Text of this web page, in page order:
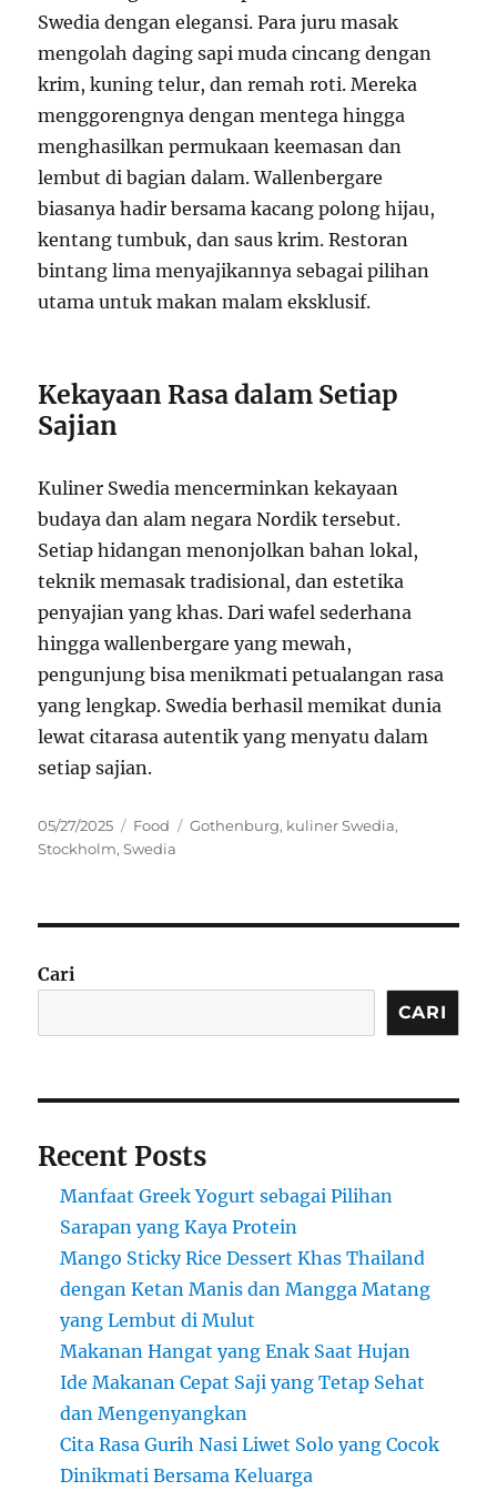
Swedia dengan elegansi. Para juru masak
mengolah daging sapi muda cincang dengan
krim, kuning telur, dan remah roti. Mereka
menggorengnya dengan mentega hingga
menghasilkan permukaan keemasan dan
lembut di bagian dalam. Wallenbergare
biasanya hadir bersama kacang polong hijau,
kentang tumbuk, dan saus krim. Restoran
bintang lima menyajikannya sebagai pilihan
utama untuk makan malam eksklusif.
Kekayaan Rasa dalam Setiap
Sajian
Kuliner Swedia mencerminkan kekayaan
budaya dan alam negara Nordik tersebut.
Setiap hidangan menonjolkan bahan lokal,
teknik memasak tradisional, dan estetika
penyajian yang khas. Dari wafel sederhana
hingga wallenbergare yang mewah,
pengunjung bisa menikmati petualangan rasa
yang lengkap. Swedia berhasil memikat dunia
lewat citarasa autentik yang menyatu dalam
setiap sajian.
Posted
on
05/27/2025 Categories
Food Tags
Gothenburg, kuliner Swedia,
Stockholm,Swedia
Cari
CARI
Recent Posts
Manfaat Greek Yogurt sebagai Pilihan
Sarapan yang Kaya Protein
Mango Sticky Rice Dessert Khas Thailand
dengan Ketan Manis dan Mangga Matang
yang Lembut di Mulut
Makanan Hangat yang Enak Saat Hujan
Ide Makanan Cepat Saji yang Tetap Sehat
dan Mengenyangkan
Cita Rasa Gurih Nasi Liwet Solo yang Cocok
Dinikmati Bersama Keluarga